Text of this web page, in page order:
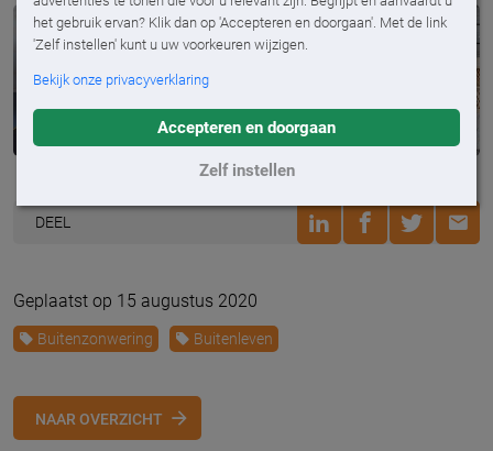
het gebruik ervan? Klik dan op 'Accepteren en doorgaan'. Met de link
'Zelf instellen' kunt u uw voorkeuren wijzigen.
Bekijk onze privacyverklaring
Accepteren en doorgaan
Zelf instellen
DEEL
Geplaatst op 15 augustus 2020
Buitenzonwering Buitenleven
NAAR OVERZICHT